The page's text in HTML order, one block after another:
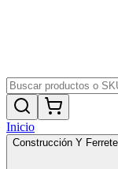
Inicio
Construcción Y